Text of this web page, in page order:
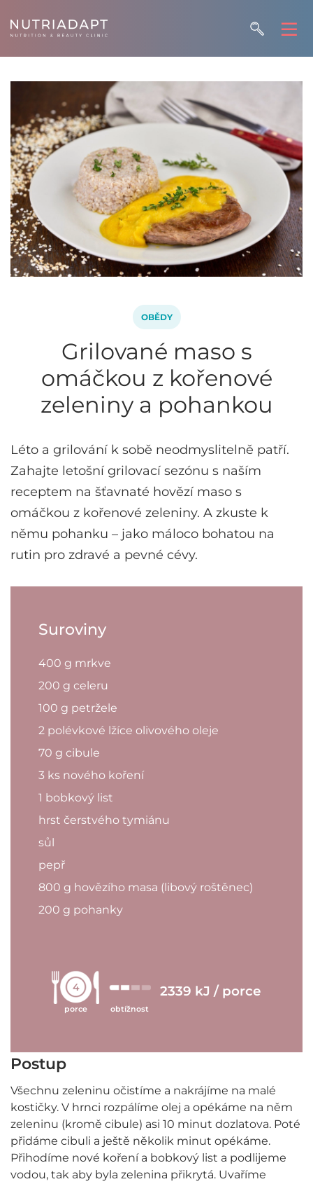
OBĚDY
Grilované maso s
omáčkou z kořenové
zeleniny a pohankou
Léto a grilování k sobě neodmyslitelně patří.
Zahajte letošní grilovací sezónu s naším
receptem na šťavnaté hovězí maso s
omáčkou z kořenové zeleniny. A zkuste k
němu pohanku – jako máloco bohatou na
rutin pro zdravé a pevné cévy.
Suroviny
400 g mrkve
200 g celeru
100 g petržele
2 polévkové lžíce olivového oleje
70 g cibule
3 ks nového koření
1 bobkový list
hrst čerstvého tymiánu
sůl
pepř
800 g hovězího masa (libový roštěnec)
200 g pohanky
4
porce obtížnost
2339 kJ / porce
Postup
Všechnu zeleninu očistíme a nakrájíme na malé
kostičky. V hrnci rozpálíme olej a opékáme na něm
zeleninu (kromě cibule) asi 10 minut dozlatova. Poté
přidáme cibuli a ještě několik minut opékáme.
Přihodíme nové koření a bobkový list a podlijeme
vodou, tak aby byla zelenina přikrytá. Uvaříme